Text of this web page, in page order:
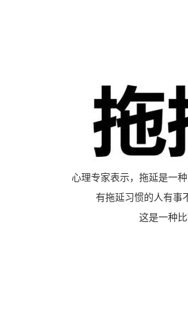
心理专家表示，拖延是一
有拖延习惯的人有事
这是一种